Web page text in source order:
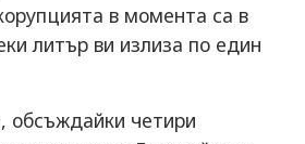
в момента са в
литър ви излиза по един
обсъждайки четири